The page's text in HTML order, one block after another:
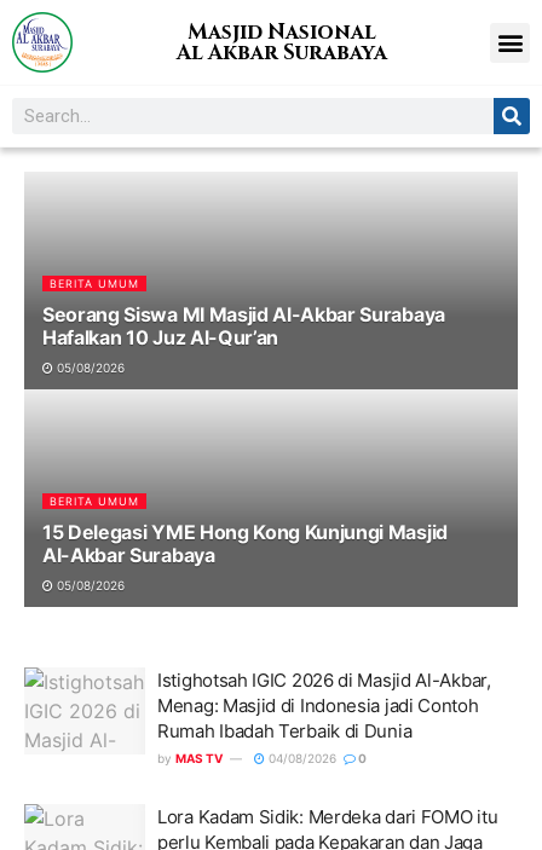
Masjid Nasional
Al Akbar Surabaya
BERITA UMUM
Seorang Siswa MI Masjid Al-Akbar Surabaya
Hafalkan 10 Juz Al-Qur’an
05/08/2026
BERITA UMUM
15 Delegasi YME Hong Kong Kunjungi Masjid
Al-Akbar Surabaya
05/08/2026
Istighotsah IGIC 2026 di Masjid Al-Akbar,
Menag: Masjid di Indonesia jadi Contoh
Rumah Ibadah Terbaik di Dunia
by MAS TV 04/08/2026 0
Lora Kadam Sidik: Merdeka dari FOMO itu
perlu Kembali pada Kepakaran dan Jaga